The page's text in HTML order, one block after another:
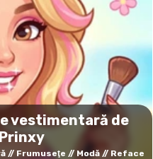
vestimentară de
Frumuseţe Modă
Reface